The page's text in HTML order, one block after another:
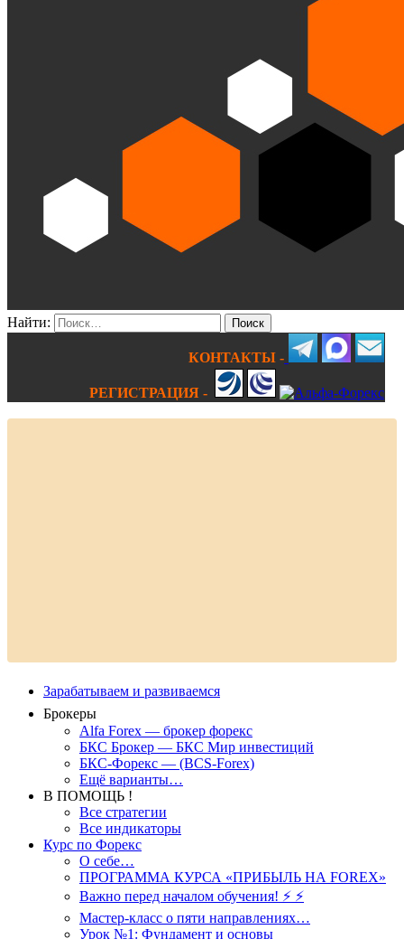
Найти:
КОНТАКТЫ -
РЕГИСТРАЦИЯ -
Зарабатываем и развиваемся
Брокеры
Alfa Forex — брокер форекс
БКС Брокер — БКС Мир инвестиций
БКС-Форекс — (BCS-Forex)
Ещё варианты…
В ПОМОЩЬ !
Все стратегии
Все индикаторы
Курс по Форекс
О себе…
ПРОГРАММА КУРСА «ПРИБЫЛЬ НА FOREX»
Важно перед началом обучения! ⚡ ⚡
Мастер-класс о пяти направлениях…
Урок №1: Фундамент и основы